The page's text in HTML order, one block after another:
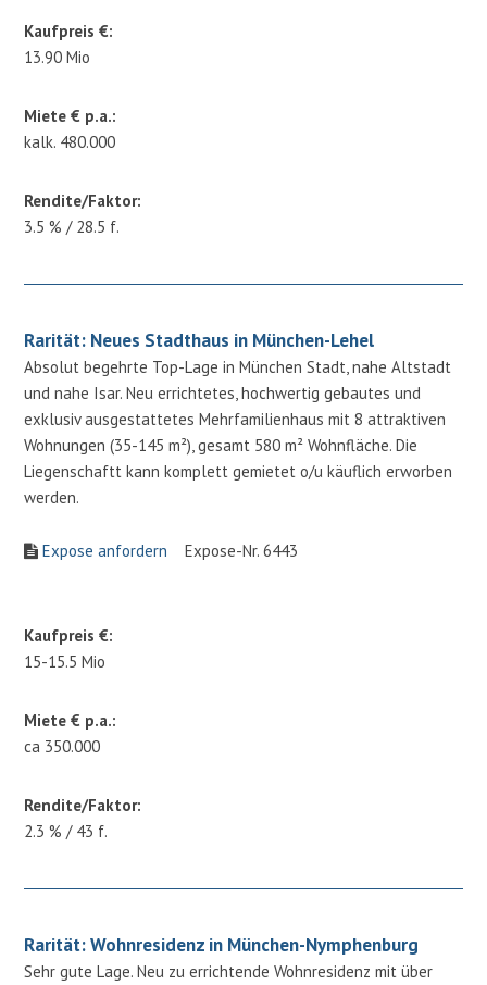
Kaufpreis €:
13.90 Mio
Miete € p.a.:
kalk. 480.000
Rendite/Faktor:
3.5 % / 28.5 f.
Rarität: Neues Stadthaus in München-Lehel
Absolut begehrte Top-Lage in München Stadt, nahe Altstadt
und nahe Isar. Neu errichtetes, hochwertig gebautes und
exklusiv ausgestattetes Mehrfamilienhaus mit 8 attraktiven
Wohnungen (35-145 m²), gesamt 580 m² Wohnfläche. Die
Liegenschaftt kann komplett gemietet o/u käuflich erworben
werden.
Expose anfordern Expose-Nr. 6443
Kaufpreis €:
15-15.5 Mio
Miete € p.a.:
ca 350.000
Rendite/Faktor:
2.3 % / 43 f.
Rarität: Wohnresidenz in München-Nymphenburg
Sehr gute Lage. Neu zu errichtende Wohnresidenz mit über